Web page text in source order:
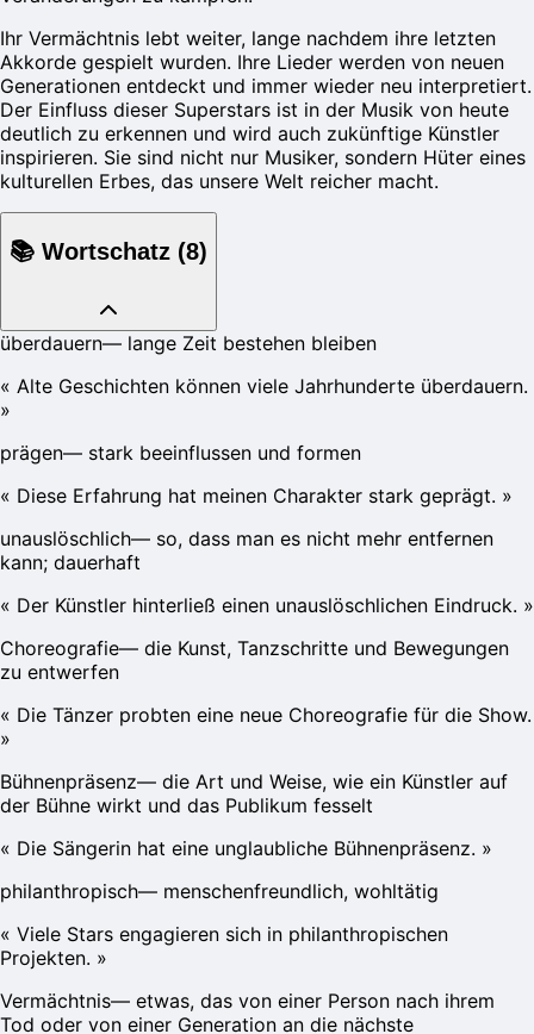
Ihr Vermächtnis lebt weiter, lange nachdem ihre letzten
Akkorde gespielt wurden. Ihre Lieder werden von neuen
Generationen entdeckt und immer wieder neu interpretiert.
Der Einfluss dieser Superstars ist in der Musik von heute
deutlich zu erkennen und wird auch zukünftige Künstler
inspirieren. Sie sind nicht nur Musiker, sondern Hüter eines
kulturellen Erbes, das unsere Welt reicher macht.
📚 Wortschatz (8)
überdauern— lange Zeit bestehen bleiben
« Alte Geschichten können viele Jahrhunderte überdauern.
»
prägen— stark beeinflussen und formen
« Diese Erfahrung hat meinen Charakter stark geprägt. »
unauslöschlich— so, dass man es nicht mehr entfernen
kann; dauerhaft
« Der Künstler hinterließ einen unauslöschlichen Eindruck. »
Choreografie— die Kunst, Tanzschritte und Bewegungen
zu entwerfen
« Die Tänzer probten eine neue Choreografie für die Show.
»
Bühnenpräsenz— die Art und Weise, wie ein Künstler auf
der Bühne wirkt und das Publikum fesselt
« Die Sängerin hat eine unglaubliche Bühnenpräsenz. »
philanthropisch— menschenfreundlich, wohltätig
« Viele Stars engagieren sich in philanthropischen
Projekten. »
Vermächtnis— etwas, das von einer Person nach ihrem
Tod oder von einer Generation an die nächste